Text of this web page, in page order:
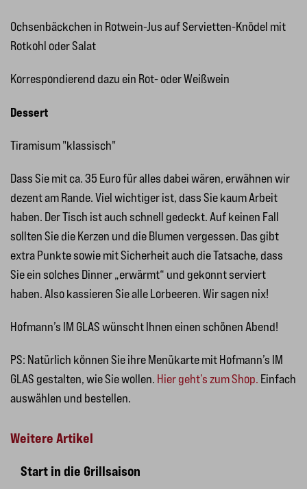
Ochsenbäckchen in Rotwein-Jus auf Servietten-Knödel mit
Rotkohl oder Salat
Korrespondierend dazu ein Rot- oder Weißwein
Dessert
Tiramisum "klassisch"
Dass Sie mit ca. 35 Euro für alles dabei wären, erwähnen wir
dezent am Rande. Viel wichtiger ist, dass Sie kaum Arbeit
haben. Der Tisch ist auch schnell gedeckt. Auf keinen Fall
sollten Sie die Kerzen und die Blumen vergessen. Das gibt
extra Punkte sowie mit Sicherheit auch die Tatsache, dass
Sie ein solches Dinner „erwärmt“ und gekonnt serviert
haben. Also kassieren Sie alle Lorbeeren. Wir sagen nix!
Hofmann’s IM GLAS wünscht Ihnen einen schönen Abend!
PS: Natürlich können Sie ihre Menükarte mit Hofmann’s IM
GLAS gestalten, wie Sie wollen. Hier geht’s zum Shop. Einfach
auswählen und bestellen.
Weitere Artikel
Start in die Grillsaison